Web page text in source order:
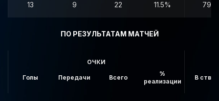
13 9 22 11.5% 79
ПО РЕЗУЛЬТАТАМ МАТЧЕЙ
ОЧКИ
Голы Передачи Всего
%
реализации
В створ